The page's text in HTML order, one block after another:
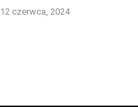
12 czerwca, 2024